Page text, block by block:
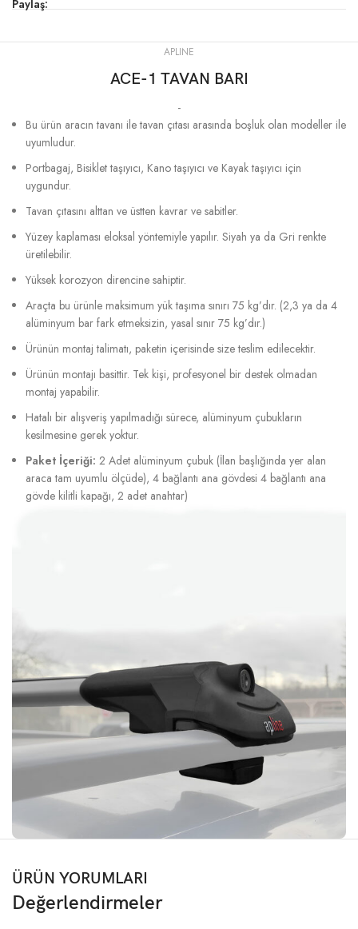
Paylaş:
APLINE
ACE-1 TAVAN BARI
-
Bu ürün aracın tavanı ile tavan çıtası arasında boşluk olan modeller ile
uyumludur.
Portbagaj, Bisiklet taşıyıcı, Kano taşıyıcı ve Kayak taşıyıcı için
uygundur.
Tavan çıtasını alttan ve üstten kavrar ve sabitler.
Yüzey kaplaması eloksal yöntemiyle yapılır. Siyah ya da Gri renkte
üretilebilir.
Yüksek korozyon direncine sahiptir.
Araçta bu ürünle maksimum yük taşıma sınırı 75 kg’dır. (2,3 ya da 4
alüminyum bar fark etmeksizin, yasal sınır 75 kg’dır.)
Ürünün montaj talimatı, paketin içerisinde size teslim edilecektir.
Ürünün montajı basittir. Tek kişi, profesyonel bir destek olmadan
montaj yapabilir.
Hatalı bir alışveriş yapılmadığı sürece, alüminyum çubukların
kesilmesine gerek yoktur.
Paket İçeriği: 2 Adet alüminyum çubuk (İlan başlığında yer alan
araca tam uyumlu ölçüde), 4 bağlantı ana gövdesi 4 bağlantı ana
gövde kilitli kapağı, 2 adet anahtar)
ÜRÜN YORUMLARI
Değerlendirmeler